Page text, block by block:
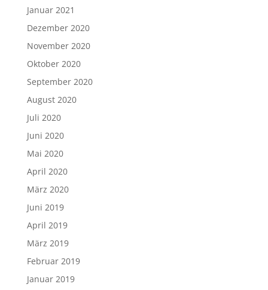
Januar 2021
Dezember 2020
November 2020
Oktober 2020
September 2020
August 2020
Juli 2020
Juni 2020
Mai 2020
April 2020
März 2020
Juni 2019
April 2019
März 2019
Februar 2019
Januar 2019